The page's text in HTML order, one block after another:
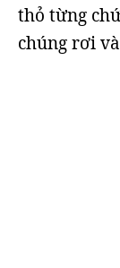
thỏ từng
chúng rơi